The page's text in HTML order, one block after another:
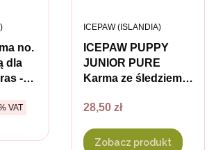
no.
dla
-
VAT
VAT
ICEPAW PUPPY
JUNIOR PURE
Karma ze śledziem
młodych psów -
PRODUCENT
ICEPAW (ISLANDIA)
Cena
28,50 zł
Zobacz produkt